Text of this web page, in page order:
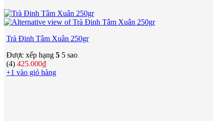
Trà Đinh Tâm Xuân 250gr
Được xếp hạng 5 5 sao
(4) 425.000₫
+1 vào giỏ hàng